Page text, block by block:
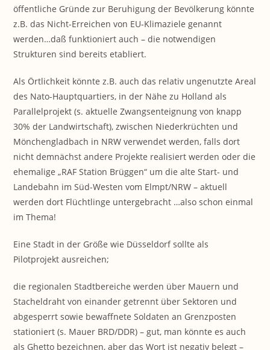
öffentliche Gründe zur Beruhigung der Bevölkerung könnte
z.B. das Nicht-Erreichen von EU-Klimaziele genannt
werden…daß funktioniert auch – die notwendigen
Strukturen sind bereits etabliert.
Als Örtlichkeit könnte z.B. auch das relativ ungenutzte Areal
des Nato-Hauptquartiers, in der Nähe zu Holland als
Parallelprojekt (s. aktuelle Zwangsenteignung von knapp
30% der Landwirtschaft), zwischen Niederkrüchten und
Mönchengladbach in NRW verwendet werden, falls dort
nicht demnächst andere Projekte realisiert werden oder die
ehemalige „RAF Station Brüggen“ um die alte Start- und
Landebahn im Süd-Westen vom Elmpt/NRW – aktuell
werden dort Flüchtlinge untergebracht …also schon einmal
im Thema!
Eine Stadt in der Größe wie Düsseldorf sollte als
Pilotprojekt ausreichen;
die regionalen Stadtbereiche werden über Mauern und
Stacheldraht von einander getrennt über Sektoren und
abgesperrt sowie bewaffnete Soldaten an Grenzposten
stationiert (s. Mauer BRD/DDR) – gut, man könnte es auch
als Ghetto bezeichnen, aber das Wort ist negativ belegt –